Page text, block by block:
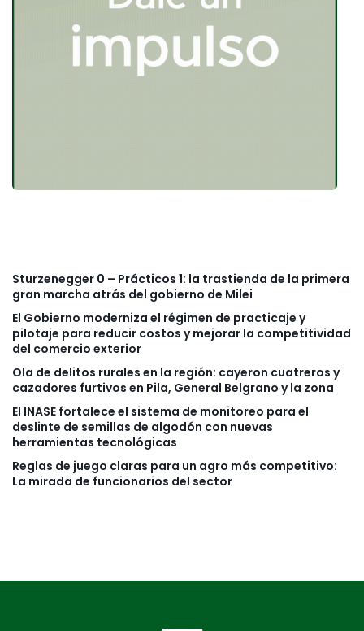
Sturzenegger 0 – Prácticos 1: la trastienda de la primera
gran marcha atrás del gobierno de Milei
El Gobierno moderniza el régimen de practicaje y
pilotaje para reducir costos y mejorar la competitividad
del comercio exterior
Ola de delitos rurales en la región: cayeron cuatreros y
cazadores furtivos en Pila, General Belgrano y la zona
El INASE fortalece el sistema de monitoreo para el
deslinte de semillas de algodón con nuevas
herramientas tecnológicas
Reglas de juego claras para un agro más competitivo:
La mirada de funcionarios del sector